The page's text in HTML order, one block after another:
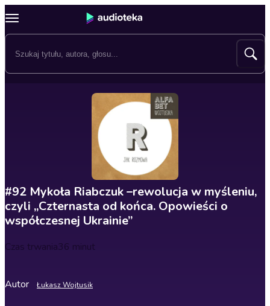
#92 Mykoła Riabczuk –rewolucja w myśleniu,
czyli „Czternasta od końca. Opowieści o
współczesnej Ukrainie”
Czas trwania36 minut
Autor Łukasz Wojtusik